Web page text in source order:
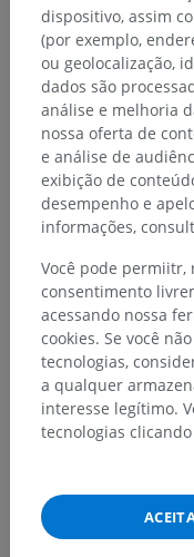
dispositivo, assim
(por exemplo,
ou geolocalização,
dados são
análise e melhoria
nossa oferta de
e análise de
exibição de
desempenho e
informações,
Você pode
consentimento
acessando nossa
cookies. Se você
tecnologias,
a qualquer
interesse legítimo.
tecnologias